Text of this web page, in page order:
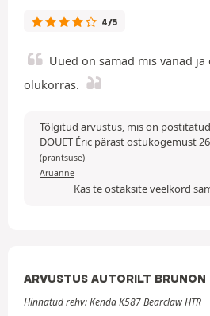
4/5
Uued on samad mis vanad
olukorras.
Tõlgitud arvustus, mis on
DOUET Éric pärast ostukogemust
(prantsuse)
Aruanne
Kas te ostaksite veelkord
ARVUSTUS AUTORILT BRUNON
Hinnatud rehv: Kenda K587 Bearclaw HTR